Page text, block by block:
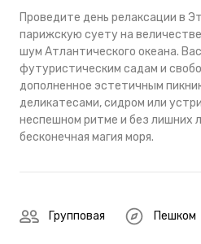
Проведите день релаксации в
парижскую суету на
шум Атлантического океана.
футуристическим садам и
дополненное эстетичным
деликатесами, сидром или
неспешном ритме и без лишних
бесконечная магия моря.
Групповая Пешком